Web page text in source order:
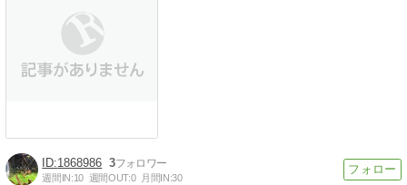
1868986 3
週間IN:10 週間OUT:0 月間IN:30